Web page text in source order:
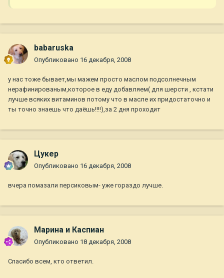
babaruska
Опубликовано 16 декабря, 2008
у нас тоже бывает,мы мажем просто маслом подсолнечным
нерафинированым,которое в еду добавляем( для шерсти , кстати
лучше всяких витаминов потому что в масле их придостаточно и
ты точно знаешь что даёшь!!!!),за 2 дня проходит
Цукер
Опубликовано 16 декабря, 2008
вчера помазали персиковым- уже гораздо лучше.
Марина и Каспиан
Опубликовано 18 декабря, 2008
Спасибо всем, кто ответил.